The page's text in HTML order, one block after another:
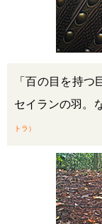
「百の目を持
セイランの羽。
トラ）